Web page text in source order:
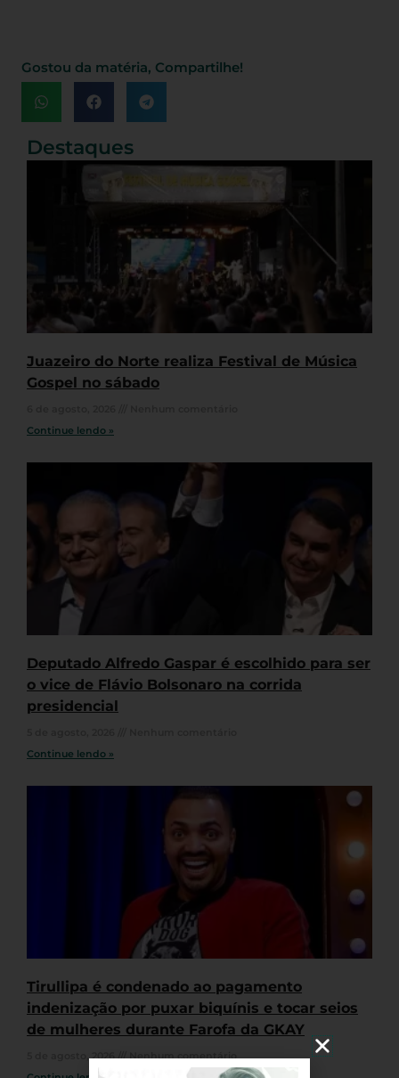
Gostou da matéria, Compartilhe!
Destaques
Juazeiro do Norte realiza Festival de Música
Gospel no sábado
Continue lendo »
Deputado Alfredo Gaspar é escolhido para ser
o vice de Flávio Bolsonaro na corrida
presidencial
Continue lendo »
Tirullipa é condenado ao pagamento
indenização por puxar biquínis e tocar seios
de mulheres durante Farofa da GKAY
5 de agosto, 2026
Nenhum comentário